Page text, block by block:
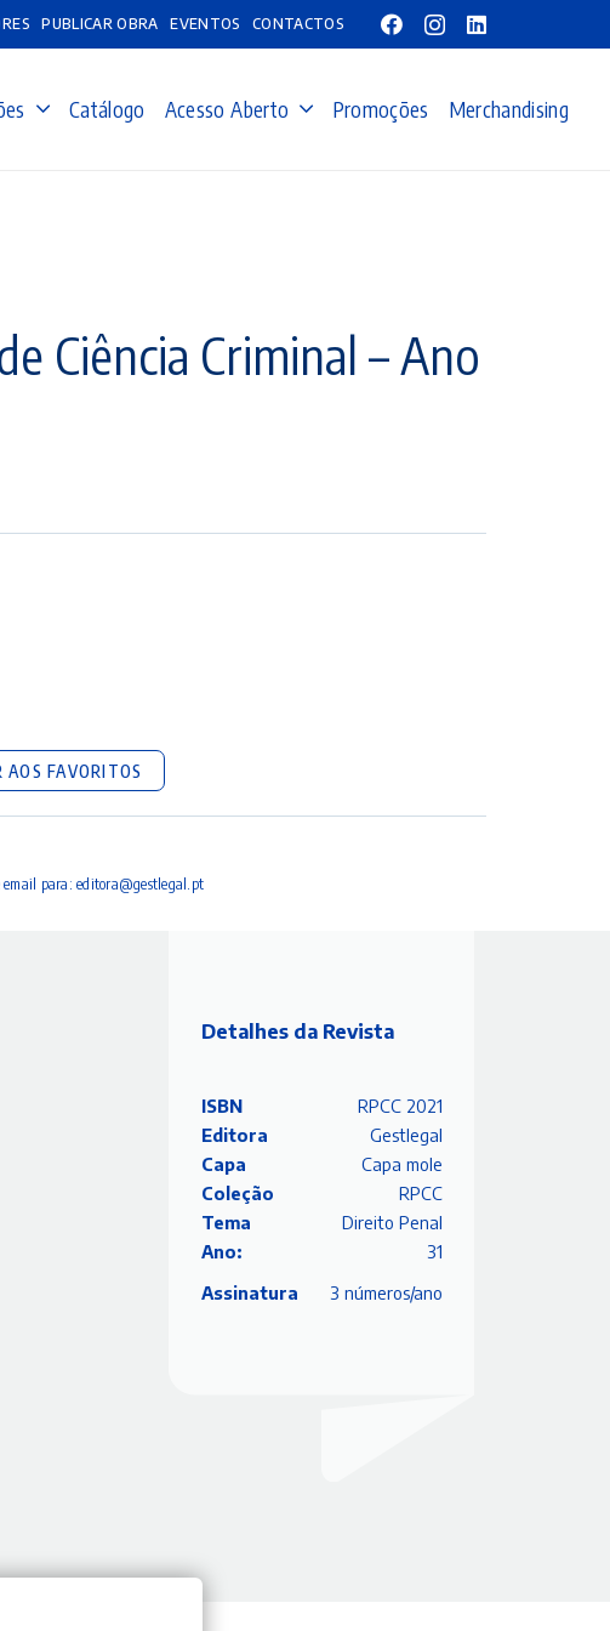
PUBLICAR OBRA EVENTOS CONTACTOS
Catálogo Acesso Aberto Promoções Merchandising
Ciência Criminal – Ano
AOS FAVORITOS
email para:editora@gestlegal.pt
Detalhes da Revista
ISBN
RPCC 2021
Editora
Gestlegal
Capa
Capa mole
Coleção
RPCC
Tema
Direito Penal
Ano:
31
Assinatura
3 números/ano